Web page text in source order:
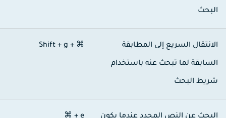
السريع إلى المطابقة
لما تبحث عنه باستخدام
البحث
⌘ + Shift + g